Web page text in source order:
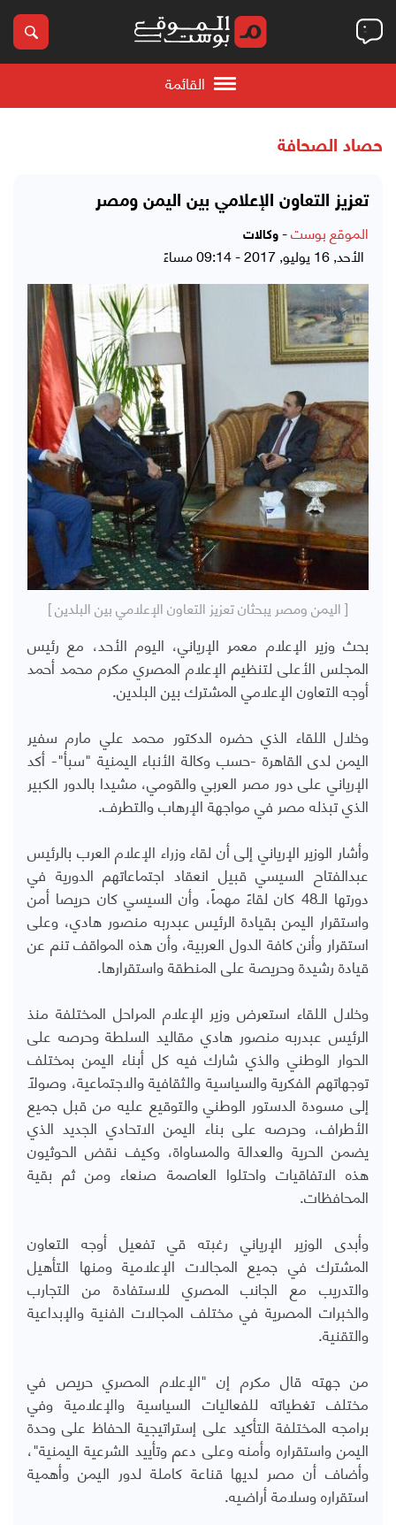
القائمة
حصاد الصحافة
تعزيز التعاون الإعلامي بين اليمن ومصر
الموقع بوست- وكالات
الأحد, 16 يوليو, 2017 - 09:14 مساءً
[ اليمن ومصر يبحثان تعزيز التعاون الإعلامي بين البلدين ]
بحث وزير الإعلام معمر الإرياني، اليوم الأحد، مع رئيس
المجلس الأعلى لتنظيم الإعلام المصري مكرم محمد أحمد
أوجه التعاون الإعلامي المشترك بين البلدين.
وخلال اللقاء الذي حضره الدكتور محمد علي مارم سفير
اليمن لدى القاهرة -حسب وكالة الأنباء اليمنية "سبأ"- أكد
الإرياني على دور مصر العربي والقومي، مشيدا بالدور الكبير
الذي تبذله مصر في مواجهة الإرهاب والتطرف.
وأشار الوزير الإرياني إلى أن لقاء وزراء الإعلام العرب بالرئيس
عبدالفتاح السيسي قبيل انعقاد اجتماعاتهم الدورية في
دورتها الـ48 كان لقاءً مهماً، وأن السيسي كان حريصا أمن
واستقرار اليمن بقيادة الرئيس عبدربه منصور هادي، وعلى
استقرار وأنن كافة الدول العربية، وأن هذه المواقف تنم عن
قيادة رشيدة وحريصة على المنطقة واستقرارها.
وخلال اللقاء استعرض وزير الإعلام المراحل المختلفة منذ
الرئيس عبدربه منصور هادي مقاليد السلطة وحرصه على
الحوار الوطني والذي شارك فيه كل أبناء اليمن بمختلف
توجهاتهم الفكرية والسياسية والثقافية والاجتماعية، وصولاً
إلى مسودة الدستور الوطني والتوقيع عليه من قبل جميع
الأطراف، وحرصه على بناء اليمن الاتحادي الجديد الذي
يضمن الحرية والعدالة والمساواة، وكيف نقض الحوثيون
هذه الاتفاقيات واحتلوا العاصمة صنعاء ومن ثم بقية
المحافظات.
وأبدى الوزير الإرياني رغبته قي تفعيل أوجه التعاون
المشترك في جميع المجالات الإعلامية ومنها التأهيل
والتدريب مع الجانب المصري للاستفادة من التجارب
والخبرات المصرية في مختلف المجالات الفنية والإبداعية
والتقنية.
من جهته قال مكرم إن "الإعلام المصري حريص في
مختلف تغطياته للفعاليات السياسية والإعلامية وفي
برامجه المختلفة التأكيد على إستراتيجية الحفاظ على وحدة
اليمن واستقراره وأمنه وعلى دعم وتأييد الشرعية اليمنية"،
وأضاف أن مصر لديها قناعة كاملة لدور اليمن وأهمية
استقراره وسلامة أراضيه.